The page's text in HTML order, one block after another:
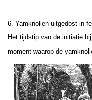
6. Yamknollen uitgedost in
Het tijdstip van de initiatie
moment waarop de